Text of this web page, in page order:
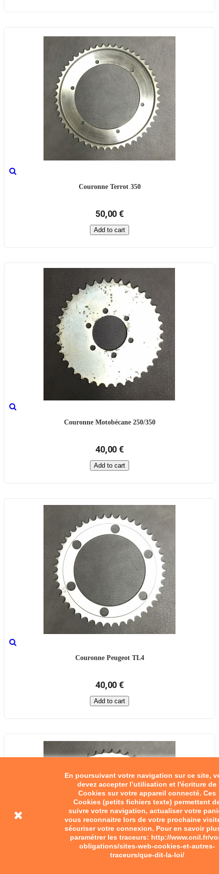
En poursuivant votre navigation sur ce site,
devez accepter l’utilisation et l'écriture de
Cookies sur votre appareil connecté. Ces
Cookies (petits fichiers texte) permettent
suivre votre navigation, actualiser votre
vous reconnaitre lors de votre prochaine
sécuriser votre connexion. Pour en savoir
paramétrer les traceurs: http://www.cnil.fr/
obligations/sites-web-cookies-et-autres-
traceurs/que-dit-la-loi/
Couronne Terrot 350
50,00 €
Add to cart
Couronne Motobécane 250/350
40,00 €
Add to cart
Couronne Peugeot TL4
40,00 €
Add to cart